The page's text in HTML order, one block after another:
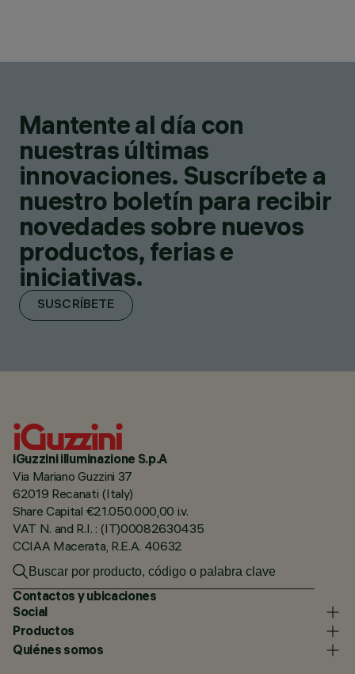
Mantente al día con
nuestras últimas
innovaciones. Suscríbete a
nuestro boletín para recibir
novedades sobre nuevos
productos, ferias e
iniciativas.
SUSCRÍBETE
iGuzzini illuminazione S.p.A
Via Mariano Guzzini 37
62019 Recanati (Italy)
Share Capital €21.050.000,00 i.v.
VAT N. and R.I. : (IT)00082630435
CCIAA Macerata, R.E.A. 40632
Contactos y ubicaciones
Social
Productos
Quiénes somos